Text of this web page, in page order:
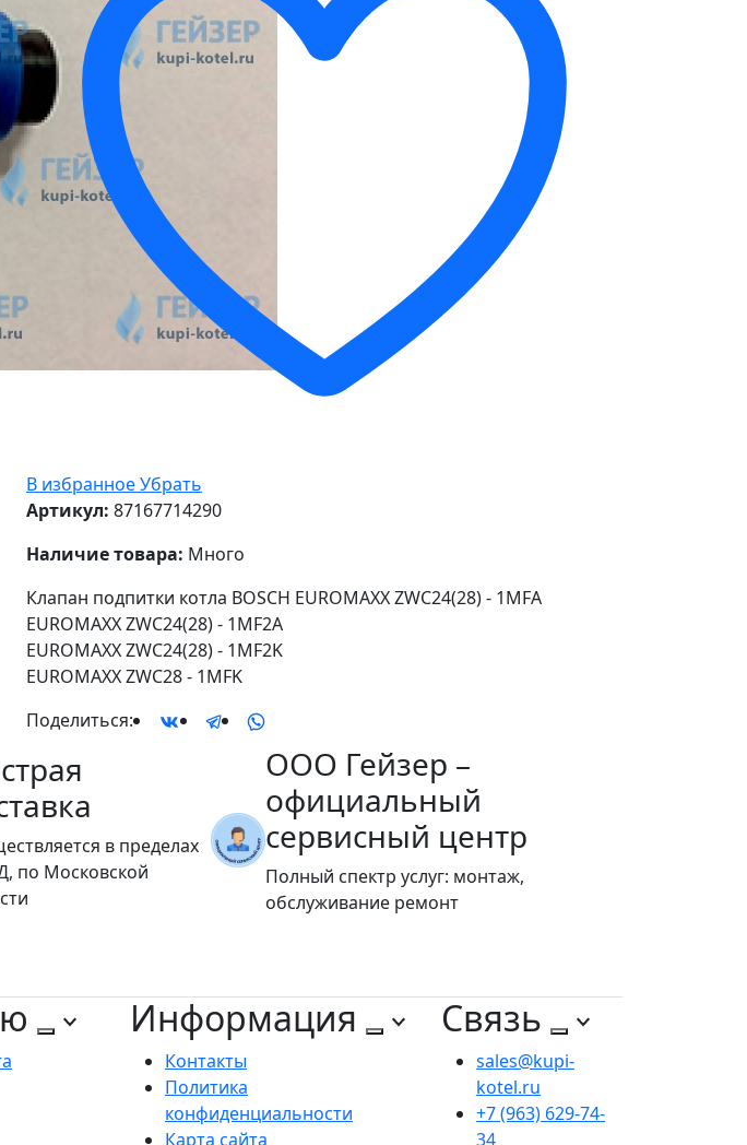
В избранноеУбрать
Артикул: 87167714290
Наличие товара: Много
Клапан подпитки котла BOSСH EUROMAXX ZWC24(28) - 1MFA
EUROMAXX ZWC24(28) - 1MF2A
EUROMAXX ZWC24(28) - 1MF2K
EUROMAXX ZWC28 - 1MFK
Поделиться:
в пределах
по Московской
ООО Гейзер –
официальный
сервисный центр
Полный спектр услуг: монтаж,
обслуживание ремонт
Информация
Контакты
Политика
конфиденциальности
Карта сайта
Связь
sales@kupi-
kotel.ru
+7 (963) 629-74-
34